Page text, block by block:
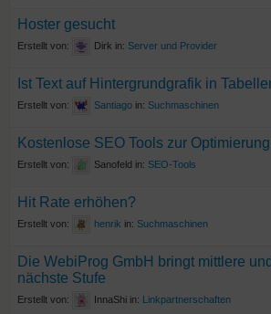
Hoster gesucht
Erstellt von: Dirk in: Server und Provider
Ist Text auf Hintergrundgrafik in
Erstellt von: Santiago in: Suchmaschinen
Kostenlose SEO Tools zur
Erstellt von: Sanofeld in: SEO-Tools
Hit Rate erhöhen?
Erstellt von: henrik in: Suchmaschinen
Die WebiProg GmbH bringt mittlere
nächste Stufe
Erstellt von: InnaShi in: Linkpartnerschaften